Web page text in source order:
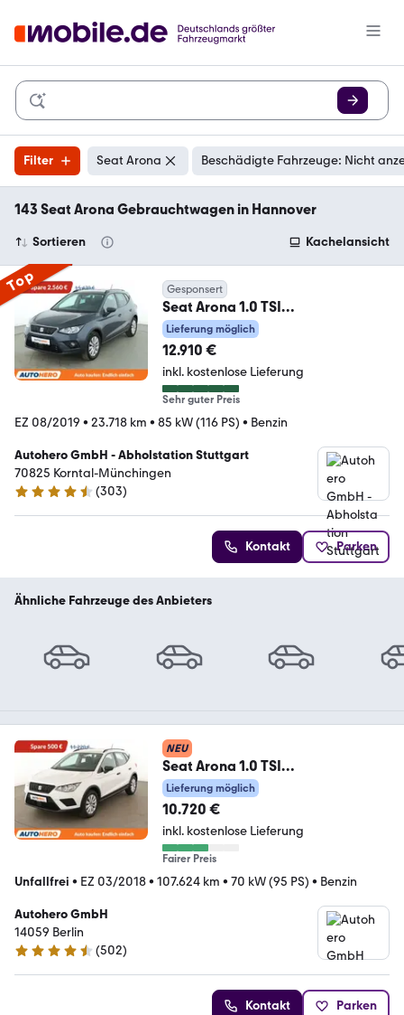
Filter Seat Arona Beschädigte Fahrzeuge: Nicht
143 Seat Arona Gebrauchtwagen in Hannover
Sortieren Kachelansicht
Top Gesponsert
Seat Arona 1.0 TSI
Style*CAM*PDC*SHZ*LIMITER*K
LIMA*
Lieferung möglich
12.910 €
inkl. kostenlose Lieferung
Sehr guter Preis
EZ 08/2019 • 23.718 km • 85 kW (116 PS) • Benzin
Autohero GmbH - Abholstation Stuttgart
70825 Korntal-Münchingen
4.4 Sterne
(303)
Kontakt Parken
Ähnliche Fahrzeuge des Anbieters
NEU
Seat Arona 1.0 TSI
Reference*LIM*ALU*KLIMA*BLUE
TOOTH*
Lieferung möglich
10.720 €
inkl. kostenlose Lieferung
Fairer Preis
Unfallfrei • EZ 03/2018• 107.624 km • 70 kW (95 PS) • Benzin
Autohero GmbH
14059 Berlin
4.5 Sterne
(502)
Kontakt Parken